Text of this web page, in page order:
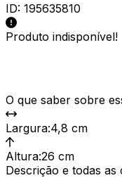
ID: 195635810
Produto indisponível!
O que saber sobre
Largura:4,8 cm
Altura:26 cm
Descrição e todas as